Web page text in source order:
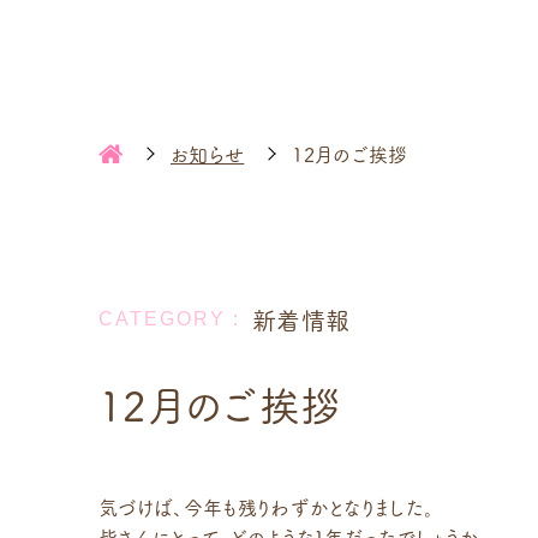
お知らせ 12月のご挨拶
新着情報
12月のご挨拶
気づけば、今年も残りわずかとなりました。